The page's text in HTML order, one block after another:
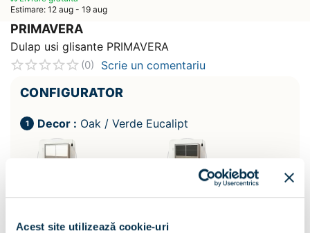
Acest site utilizează cookie-uri
Estimare: 12 aug - 19 aug
PRIMAVERA
Dulap usi glisante PRIMAVERA
(0) Scrie un comentariu
CONFIGURATOR
Decor : Oak / Verde Eucalipt